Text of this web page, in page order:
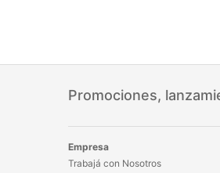
Promociones,
Empresa
Trabajá con Nosotros